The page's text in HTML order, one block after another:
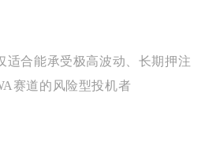
适合能承受极高波动、长期押注
赛道的风险型投机者